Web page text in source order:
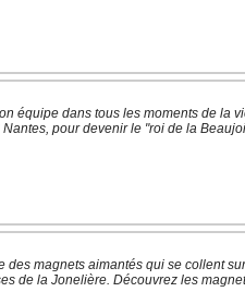
équipe dans tous les moments de la
pour devenir le "roi de la
des magnets aimantés qui se collent
de la Jonelière. Découvrez les